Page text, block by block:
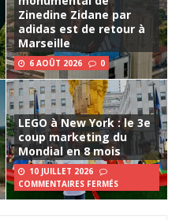
Zinedine Zidane par
adidas est de retour à
Marseille
6 AOÛT 2026 0
LEGO à New York : le 3e
coup marketing du
Mondial en 8 mois
10 JUILLET 2026
COMMENTAIRES FERMÉS